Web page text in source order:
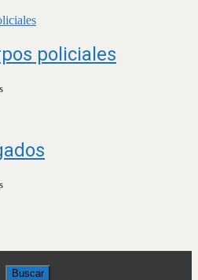
policiales
Buscar